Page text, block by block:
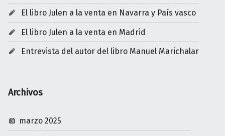
El libro Julen a la venta en Navarra y País vasco
El libro Julen a la venta en Madrid
Entrevista del autor del libro Manuel Marichalar
Archivos
marzo 2025